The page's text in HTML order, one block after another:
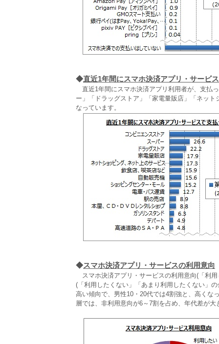
◆直近1年間にスマホ決済アプリ・サービ
直近1年間にスマホ決済アプリ利用者が、支払
ー」「ドラッグストア」「家電量販店」「ネッ
なっています。
◆スマホ決済アプリ・サービスの利用意向
スマホ決済アプリ・サービスの利用意向(「利
(「利用したくない」「あまり利用したくない」
高い傾向で、男性10・20代では4割強と、高くな
層では、非利用意向が6～7割を占め、年代差が大